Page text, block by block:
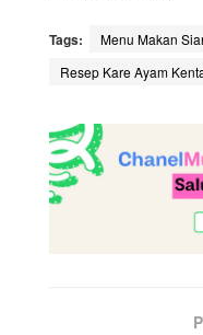
Tags:
Menu Makan
Resep Kare Ayam